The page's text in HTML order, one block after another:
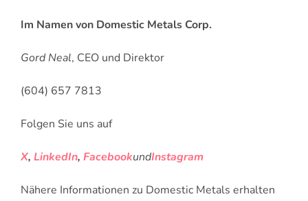
Im Namen von Domestic Metals Corp.
Gord Neal, CEO und Direktor
(604) 657 7813
Folgen Sie uns auf
X, LinkedIn, FacebookundInstagram
Nähere Informationen zu Domestic Metals erhalten